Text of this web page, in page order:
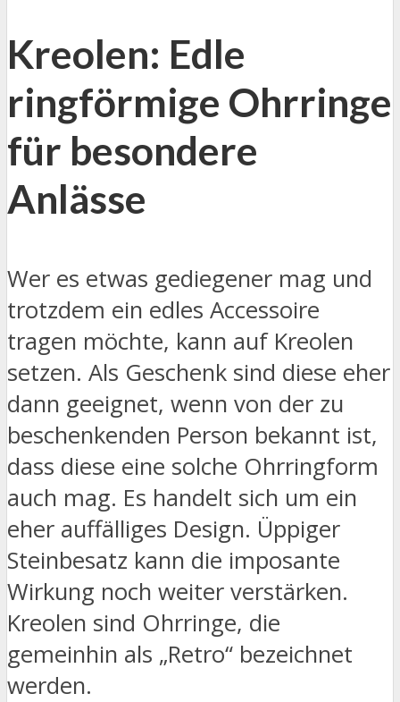
Kreolen: Edle
ringförmige Ohrringe
für besondere
Anlässe
Wer es etwas gediegener mag und
trotzdem ein edles Accessoire
tragen möchte, kann auf Kreolen
setzen. Als Geschenk sind diese eher
dann geeignet, wenn von der zu
beschenkenden Person bekannt ist,
dass diese eine solche Ohrringform
auch mag. Es handelt sich um ein
eher auffälliges Design. Üppiger
Steinbesatz kann die imposante
Wirkung noch weiter verstärken.
Kreolen sind Ohrringe, die
gemeinhin als „Retro“ bezeichnet
werden.